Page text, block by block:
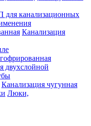
для канализационных
Канализация
двухслойной
Канализация чугунная
Люки,